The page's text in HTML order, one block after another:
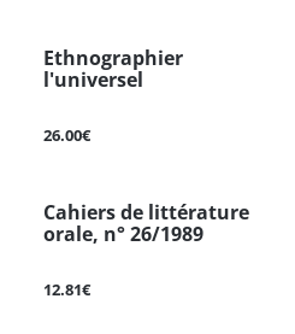
Ethnographier
l'universel
26.00€
Cahiers de littérature
orale, n° 26/1989
12.81€